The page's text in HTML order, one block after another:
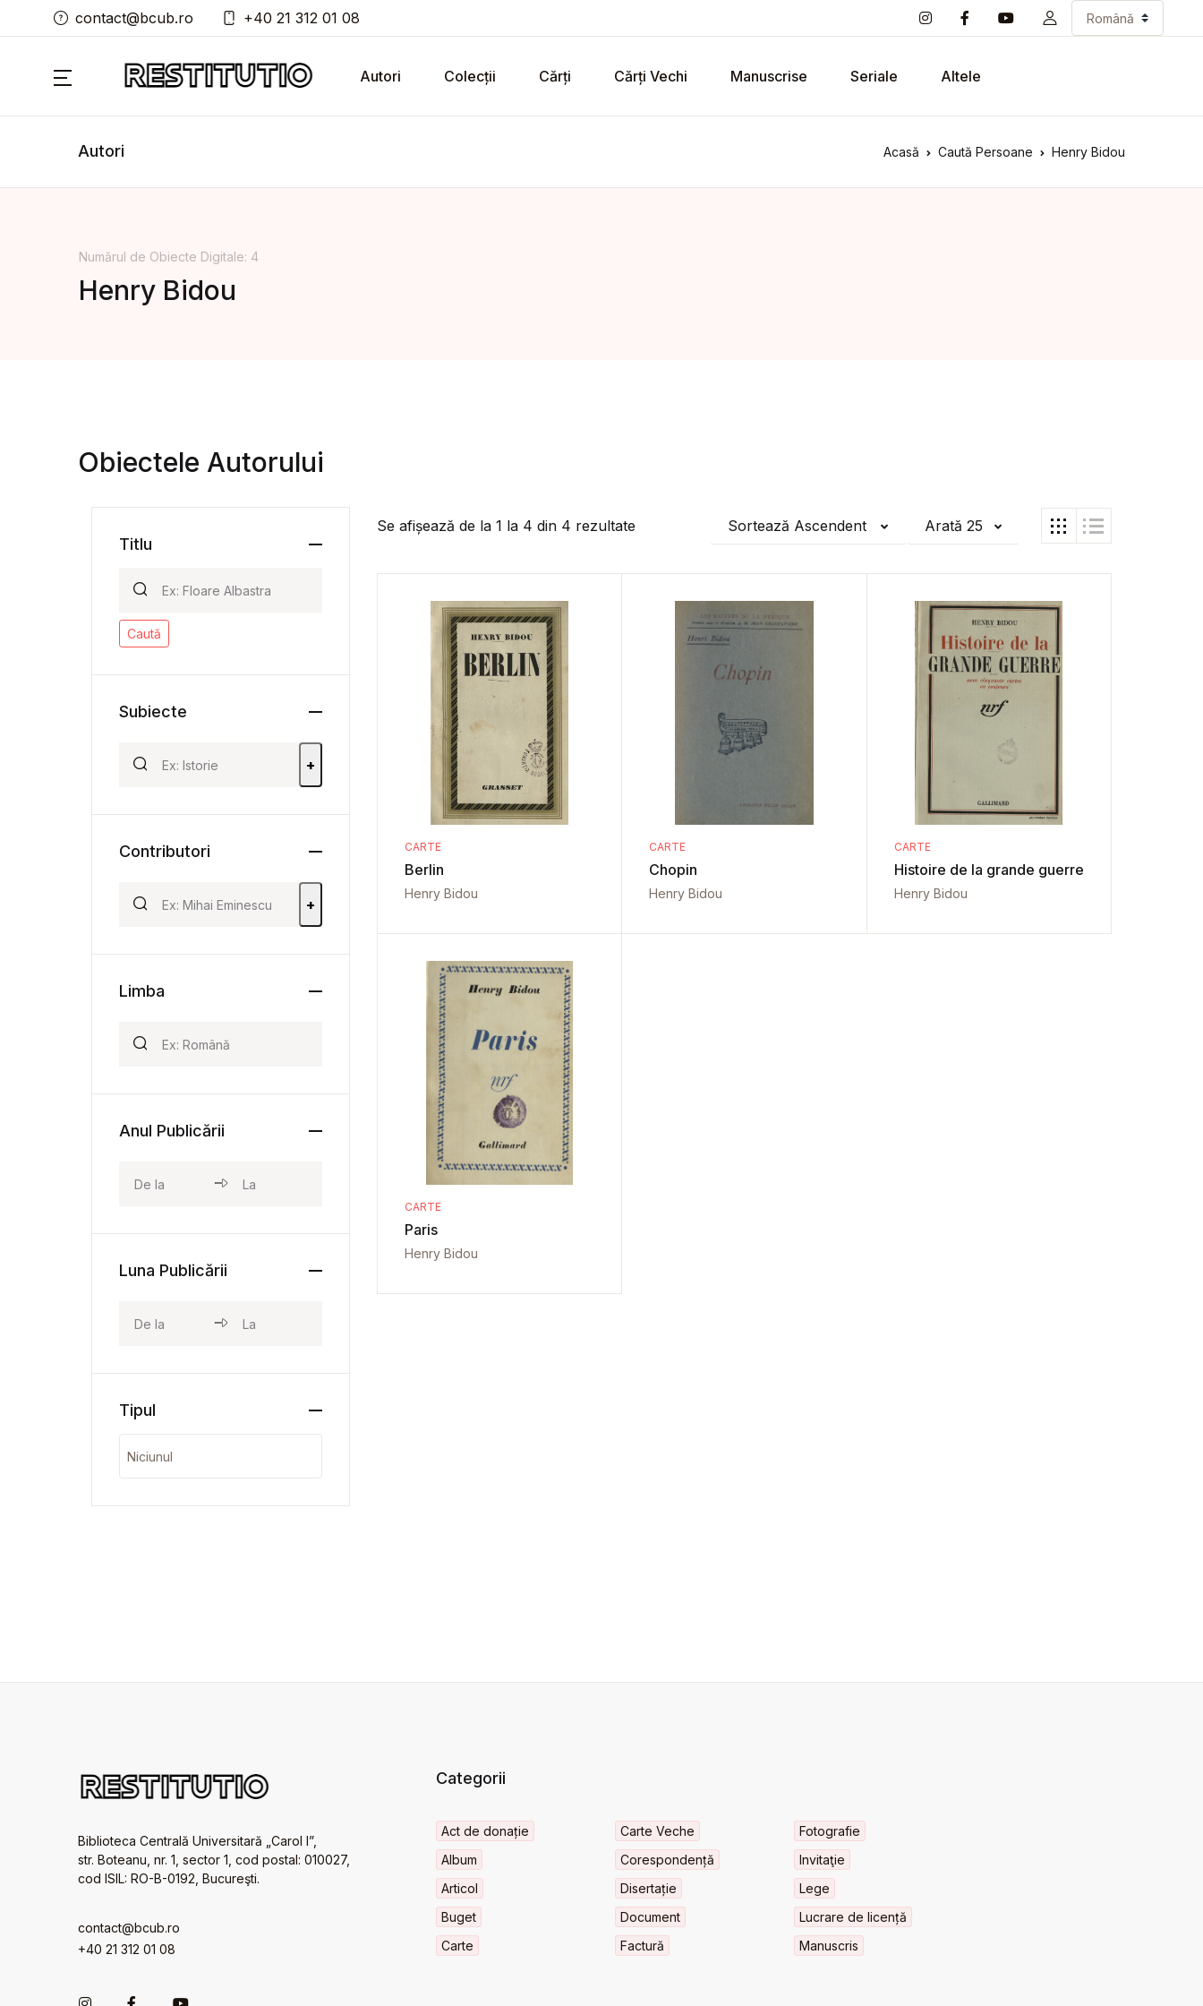
contact@bcub.ro +40 21 312 01 08
Autori Colecții Cărți Cărți Vechi Manuscrise Seriale Altele
Autori Acasă Caută Persoane Henry Bidou
Numărul de Obiecte Digitale: 4
Henry Bidou
Obiectele Autorului
Se afișează de la 1 la 4 din 4 rezultate Sortează Ascendent Arată 25
CARTE
Berlin
Henry Bidou
CARTE
Chopin
Henry Bidou
CARTE
Histoire de la grande guerre
Henry Bidou
CARTE
Paris
Henry Bidou
Titlu
Caută
Subiecte
+
Contributori
+
Limba
Anul Publicării
Luna Publicării
Tipul
Biblioteca Centrală Universitară „Carol I”,
str. Boteanu, nr. 1, sector 1, cod postal: 010027,
cod ISIL: RO-B-0192, Bucureşti.
contact@bcub.ro
+40 21 312 01 08
Categorii
Act de donație
Album
Articol
Buget
Carte
Carte Veche
Corespondență
Disertație
Document
Factură
Fotografie
Invitaţie
Lege
Lucrare de licență
Manuscris